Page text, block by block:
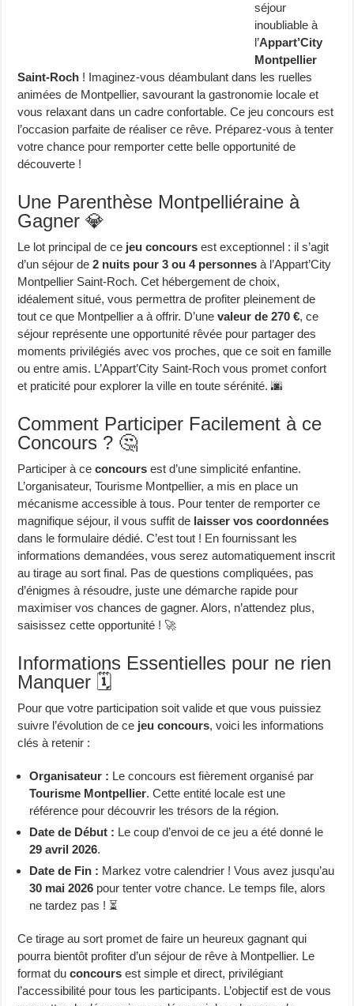
séjour
inoubliable à
l’Appart’City
Montpellier
Saint-Roch ! Imaginez-vous déambulant dans les ruelles
animées de Montpellier, savourant la gastronomie locale et
vous relaxant dans un cadre confortable. Ce jeu concours est
l’occasion parfaite de réaliser ce rêve. Préparez-vous à tenter
votre chance pour remporter cette belle opportunité de
découverte !
Une Parenthèse Montpelliéraine à
Gagner 💎
Le lot principal de ce jeu concours est exceptionnel : il s’agit
d’un séjour de2 nuits pour 3 ou 4 personnes à l’Appart’City
Montpellier Saint-Roch. Cet hébergement de choix,
idéalement situé, vous permettra de profiter pleinement de
tout ce que Montpellier a à offrir. D’unevaleur de 270 €, ce
séjour représente une opportunité rêvée pour partager des
moments privilégiés avec vos proches, que ce soit en famille
ou entre amis. L’Appart’City Saint-Roch vous promet confort
et praticité pour explorer la ville en toute sérénité. 🌆
Comment Participer Facilement à ce
Concours ? 🤔
Participer à ceconcours est d’une simplicité enfantine.
L’organisateur, Tourisme Montpellier, a mis en place un
mécanisme accessible à tous. Pour tenter de remporter ce
magnifique séjour, il vous suffit de laisser vos coordonnées
dans le formulaire dédié. C’est tout ! En fournissant les
informations demandées, vous serez automatiquement inscrit
au tirage au sort final. Pas de questions compliquées, pas
d’énigmes à résoudre, juste une démarche rapide pour
maximiser vos chances de gagner. Alors, n’attendez plus,
saisissez cette opportunité ! 🚀
Informations Essentielles pour ne rien
Manquer 🗓️
Pour que votre participation soit valide et que vous puissiez
suivre l’évolution de ce jeu concours, voici les informations
clés à retenir :
Organisateur : Le concours est fièrement organisé par
Tourisme Montpellier. Cette entité locale est une
référence pour découvrir les trésors de la région.
Date de Début : Le coup d’envoi de ce jeu a été donné le
29 avril 2026.
Date de Fin : Markez votre calendrier ! Vous avez jusqu’au
30 mai 2026 pour tenter votre chance. Le temps file, alors
ne tardez pas ! ⏳
Ce tirage au sort promet de faire un heureux gagnant qui
pourra bientôt profiter d’un séjour de rêve à Montpellier. Le
format duconcours est simple et direct, privilégiant
l’accessibilité pour tous les participants. L’objectif est de vous